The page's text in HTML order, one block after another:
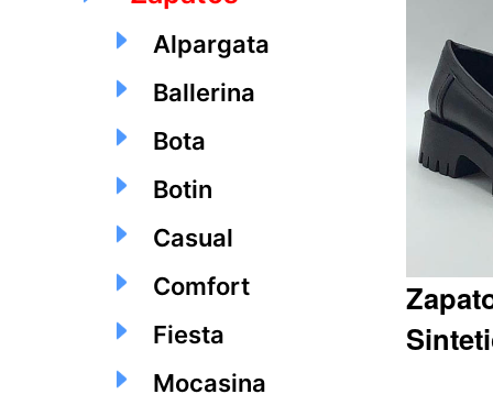
Alpargata
Ballerina
Bota
Botin
Casual
Comfort
Fiesta
Mocasina